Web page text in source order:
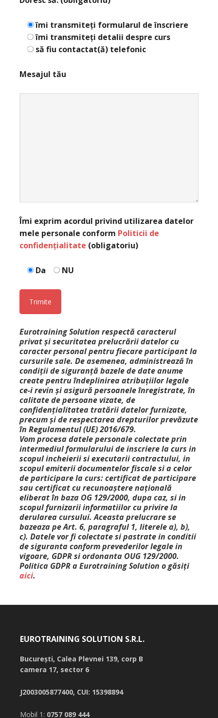
îmi transmiteți formularul de înscriere
îmi transmiteți detalii despre curs
să fiu contactat(ă) telefonic
Mesajul tău
Îmi exprim acordul privind utilizarea datelor
mele personale conform Politicii de
confidențialitate (obligatoriu)
Da NU
Eurotraining Solution respectă caracterul
privat şi securitatea prelucrării datelor cu
caracter personal pentru fiecare participant la
cursurile sale. De asemenea, administrează în
condiții de siguranță bazele de date anume
create pentru îndeplinirea atribuţiilor legale
ce-i revin şi asigură persoanele înregistrate, în
calitate de persoane vizate, de
confidențialitatea tratării datelor furnizate,
precum și de respectarea drepturilor prevăzute
în Regulamentul (UE) 2016/679.
Vom procesa datele personale colectate prin
intermediul formularului de inscriere la curs in
scopul incheierii si executarii contractului, in
scopul emiterii documentelor fiscale si a celor
de participare la curs: certificat de participare
sau certificat cu recunoaștere națională
eliberat în baza OG 129/2000, dupa caz, si in
scopul furnizarii informatiilor cu privire la
derularea cursului. Aceasta prelucrare se
bazeaza pe Art. 6, paragraful 1, literele a), b),
c). Datele vor fi colectate si pastrate in conditii
de siguranta conform prevederilor legale in
vigoare, GDPR si ordonanta OUG 129/2000.
Politica GDPR a Eurotraining Solution o găsiți
aici.
EUROTRAINING SOLUTION S.R.L.
București, Calea Plevnei 139, corp B
camera 17, sector 6
J2003005877400, CUI: 15398894
Mobil 1: 0757 089 444